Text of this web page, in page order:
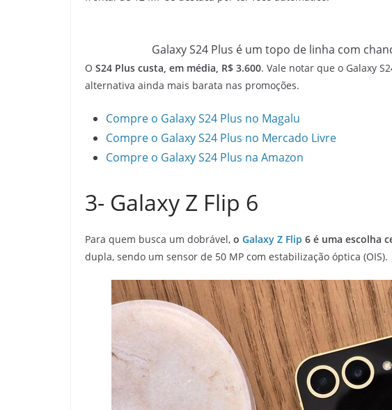
Galaxy S24 Plus é um topo de linha com
O S24 Plus custa, em média, R$ 3.600. Vale notar que o Galaxy
alternativa ainda mais barata nas promoções.
Compre o Galaxy S24 Plus no Magalu
Compre o Galaxy S24 Plus no Mercado Livre
Compre o Galaxy S24 Plus na Amazon
3- Galaxy Z Flip 6
Para quem busca um dobrável, o Galaxy Z Flip 6 é uma escolha
dupla, sendo um sensor de 50 MP com estabilização óptica (OIS).